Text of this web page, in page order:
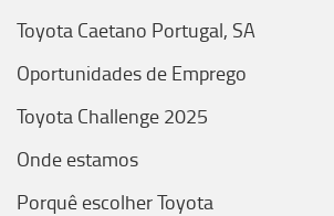
Toyota Caetano Portugal, SA
Oportunidades de Emprego
Toyota Challenge 2025
Onde estamos
Porquê escolher Toyota